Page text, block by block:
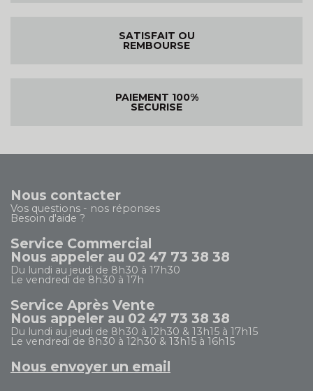
SATISFAIT OU
REMBOURSE
PAIEMENT 100%
SECURISE
Nous contacter
Vos questions - nos réponses
Besoin d'aide ?
Service Commercial
Nous appeler au 02 47 73 38 38
Du lundi au jeudi de 8h30 à 17h30
Le vendredi de 8h30 à 17h
Service Après Vente
Nous appeler au 02 47 73 38 38
Du lundi au jeudi de 8h30 à 12h30 & 13h15 à 17h15
Le vendredi de 8h30 à 12h30 & 13h15 à 16h15
Nous envoyer un email